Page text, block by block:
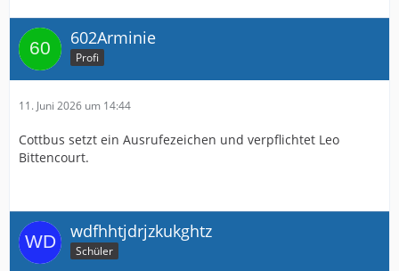
602Arminie
Profi
11. Juni 2026 um 14:44
Cottbus setzt ein Ausrufezeichen und verpflichtet Leo
Bittencourt.
wdfhhtjdrjzkukghtz
Schüler